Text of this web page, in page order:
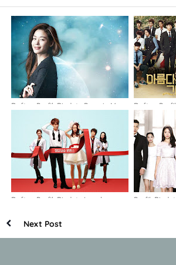
Daftar, Profil, Biodata Pemain My
Daftar,
the Beautiful
Daftar, Profil, Biodata Lengkap
Profil,
Next Post